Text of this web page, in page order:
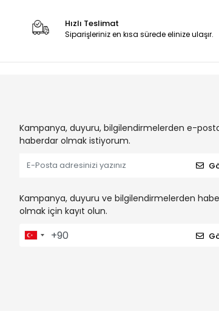
Hızlı Teslimat
Siparişleriniz en kısa sürede elinize ulaşır.
Kampanya, duyuru, bilgilendirmelerden e-
haberdar olmak istiyorum.
Kampanya, duyuru ve bilgilendirmelerden
olmak için kayıt olun.